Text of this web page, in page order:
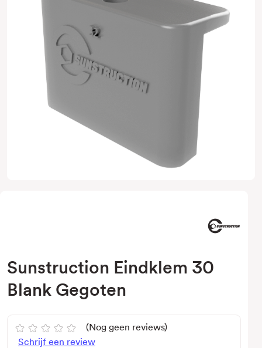
Sunstruction Eindklem 30
Blank Gegoten
(Nog geen reviews)
Schrijf een review